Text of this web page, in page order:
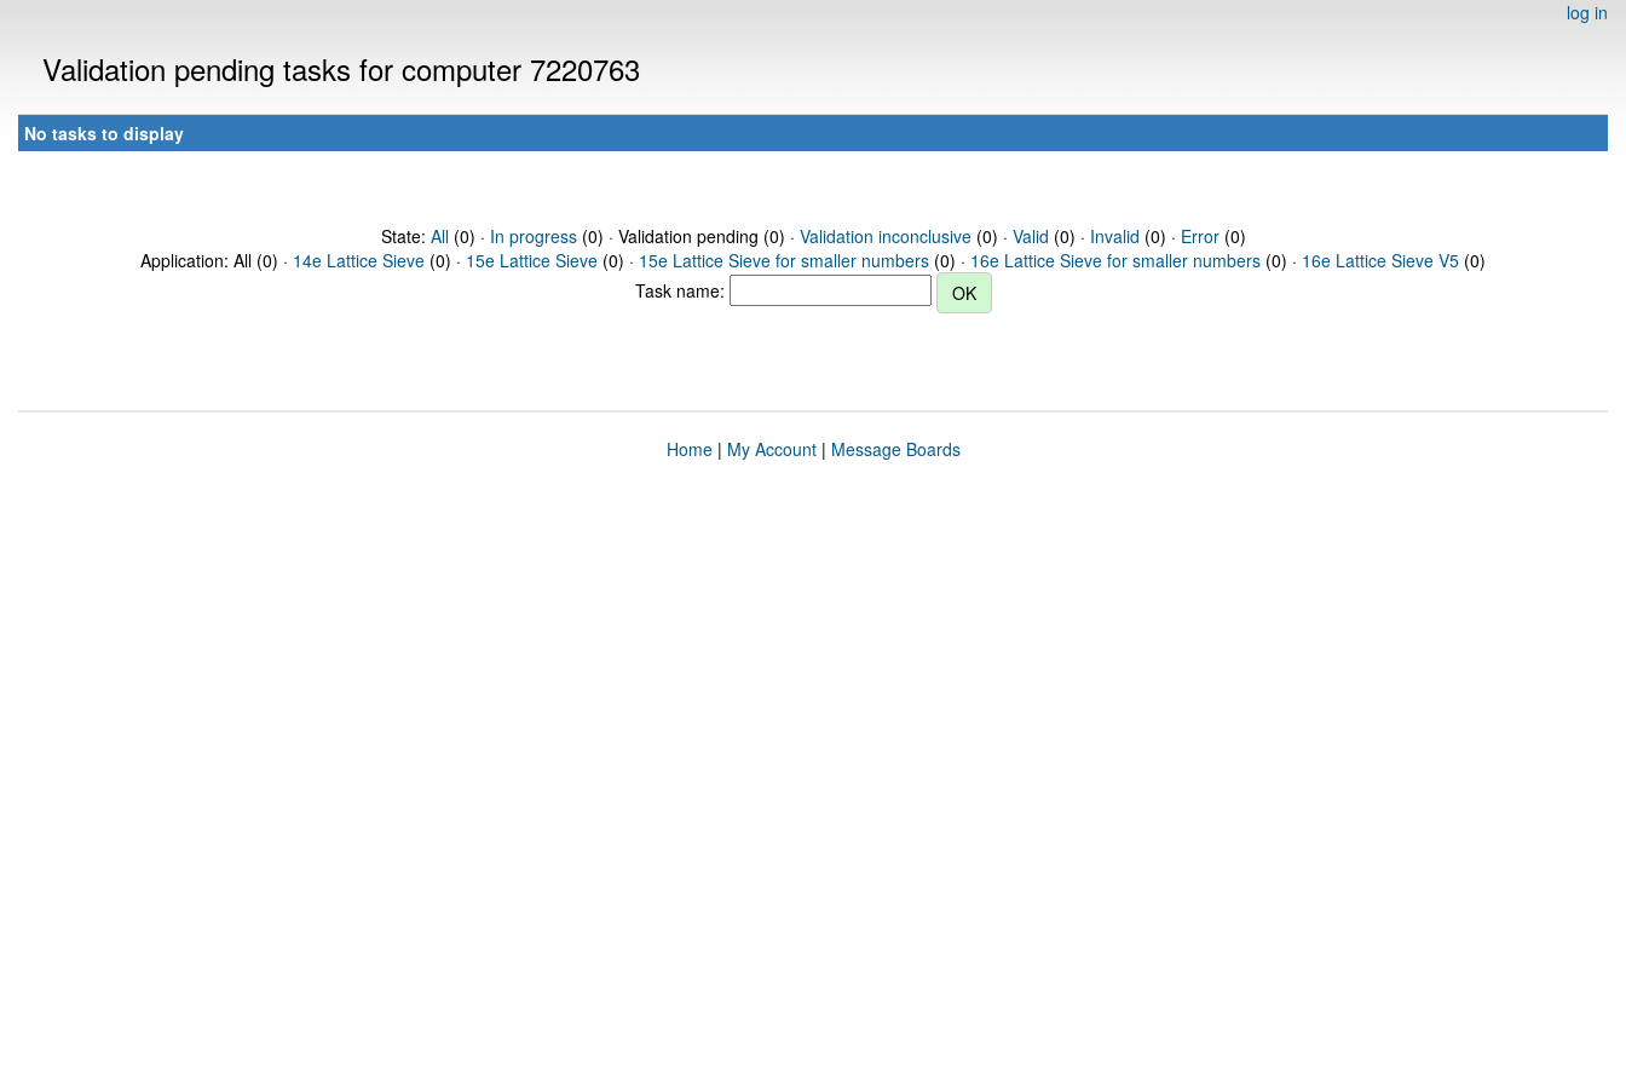
log in
Validation pending tasks for computer 7220763
No tasks to display
State: All(0) · In progress(0) · Validation pending (0) · Validation inconclusive(0) · Valid (0) · Invalid (0) · Error(0)
Application: All (0) · 14e Lattice Sieve (0) · 15e Lattice Sieve (0) · 15e Lattice Sieve for smaller numbers (0) · 16e Lattice Sieve for smaller numbers (0) · 16e Lattice Sieve V5 (0)
Task name:
Home| My Account| Message Boards